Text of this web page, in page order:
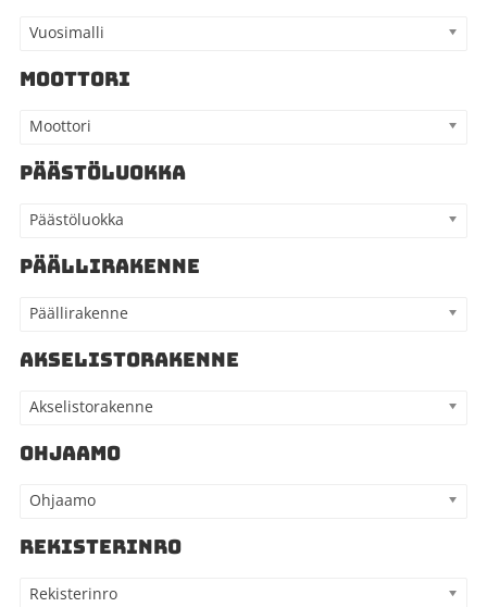
Vuosimalli
MOOTTORI
Moottori
PÄÄSTÖLUOKKA
Päästöluokka
PÄÄLLIRAKENNE
Päällirakenne
AKSELISTORAKENNE
Akselistorakenne
OHJAAMO
Ohjaamo
REKISTERINRO
Rekisterinro